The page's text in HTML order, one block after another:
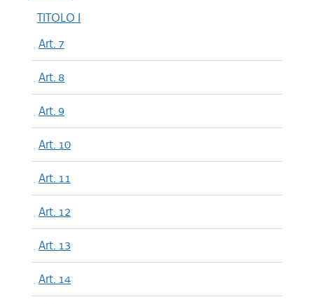
TITOLO I
Art. 7
Art. 8
Art. 9
Art. 10
Art. 11
Art. 12
Art. 13
Art. 14